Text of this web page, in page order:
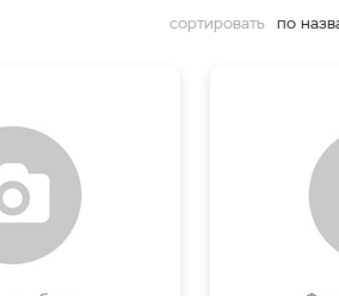
сортировать по